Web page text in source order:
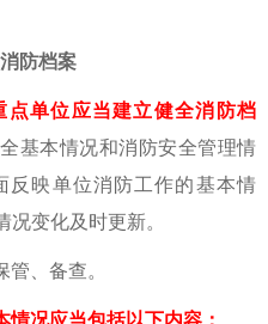
防档案
点单位应当建立健全消防档
基本情况和消防安全管理情
反映单位消防工作的基本情
变化及时更新。
、备查。
情况应当包括以下内容：